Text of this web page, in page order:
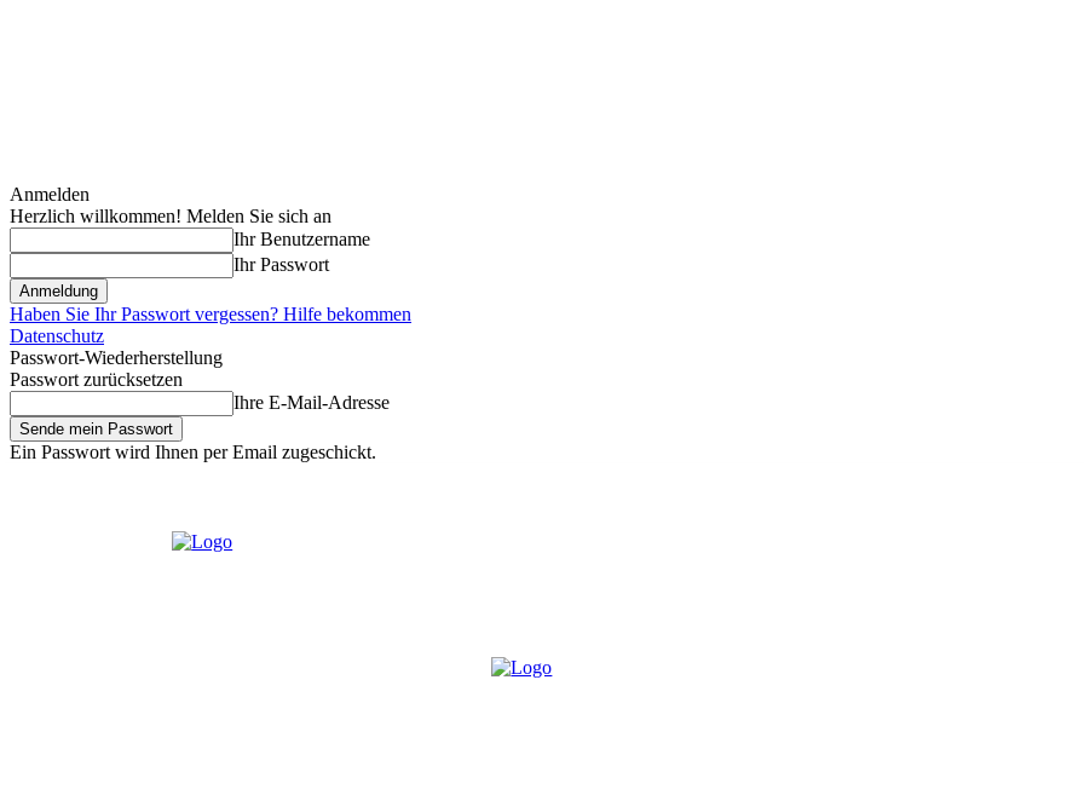
Anmelden
Herzlich willkommen! Melden Sie sich an
Ihr Benutzername
Ihr Passwort
Haben Sie Ihr Passwort vergessen? Hilfe bekommen
Datenschutz
Passwort-Wiederherstellung
Passwort zurücksetzen
Ihre E-Mail-Adresse
Ein Passwort wird Ihnen per Email zugeschickt.